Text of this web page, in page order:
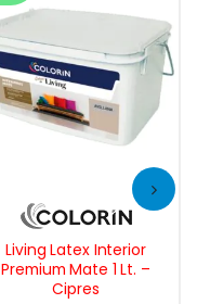
Living Latex Interior
Premium Mate 1 Lt. –
Cipres